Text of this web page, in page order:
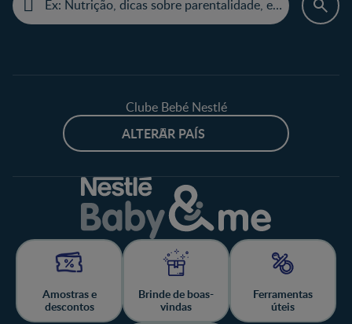
Clube Bebé Nestlé
ALTERAR PAÍS
Amostras e
descontos
Brinde de boas-
vindas
Ferramentas
úteis